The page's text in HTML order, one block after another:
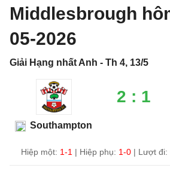
Middlesbrough
05-2026
Giải Hạng nhất Anh - Th 4, 13/5
Southampton
2 : 1
Hiệp một: 1-1 | Hiệp phụ: 1-0 | Lượt đi: